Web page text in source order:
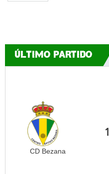
ÚLTIMO PARTIDO
CD Bezana
1